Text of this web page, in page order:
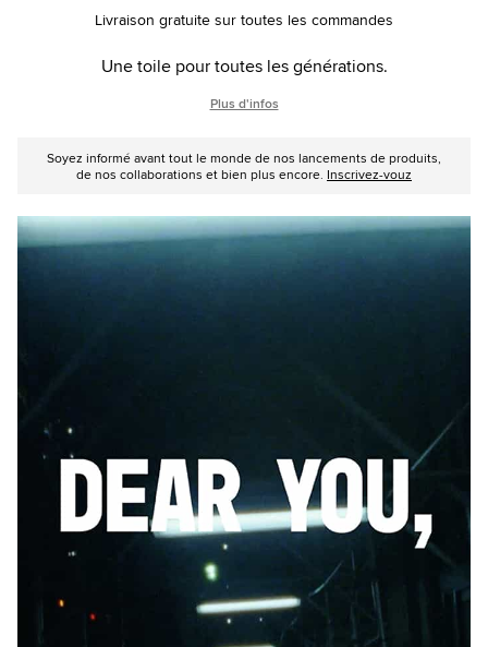
Livraison gratuite sur toutes les commandes
Une toile pour toutes les générations.
Plus d'infos
Soyez informé avant tout le monde de nos lancements de produits,
de nos collaborations et bien plus encore. Inscrivez-vouz